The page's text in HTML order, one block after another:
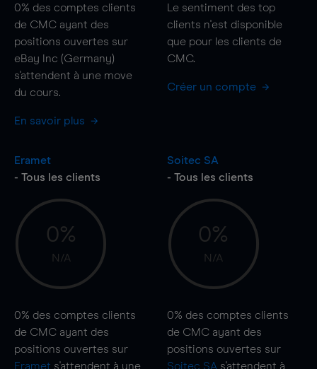
0% des comptes clients
de CMC ayant des
positions ouvertes sur
eBay Inc (Germany)
s'attendent à une move
du cours.
En savoir plus
Le sentiment des top
clients n'est disponible
que pour les clients de
CMC.
Créer un compte
Eramet
- Tous les clients
0%
N/A
0% des comptes clients
de CMC ayant des
positions ouvertes sur
Eramet s'attendent à une
Soitec SA
- Tous les clients
0%
N/A
0% des comptes clients
de CMC ayant des
positions ouvertes sur
Soitec SA s'attendent à